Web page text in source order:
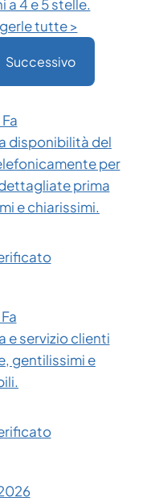
a 4 e 5 stelle.
tutte >
Successivo
disponibilità del
per
prima
e chiarissimi.
e servizio clienti
gentilissimi e